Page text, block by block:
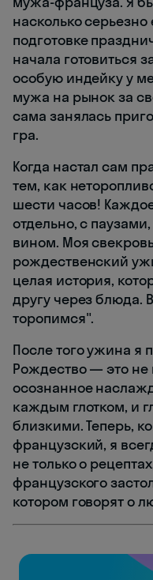
насколько
подготовке
начала готовиться
особую индейку у
мужа на рынок за
сама занялась
гра.
Когда настал сам
тем, как
шести часов!
отдельно, с
вином. Моя
рождественский
целая история,
другу через блюда.
торопимся".
После того ужина я
Рождество — это не
осознанное
каждым глотком, и
близкими. Теперь,
французский, я
не только о
французского
котором говорят о